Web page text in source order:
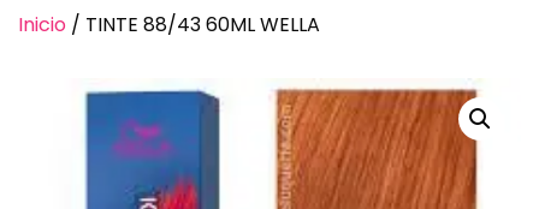
Inicio / TINTE 88/43 60ML WELLA